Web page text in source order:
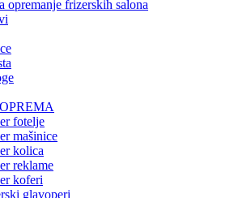
opremanje frizerskih salona
fotelje
mašinice
kolica
reklame
koferi
glavoperi